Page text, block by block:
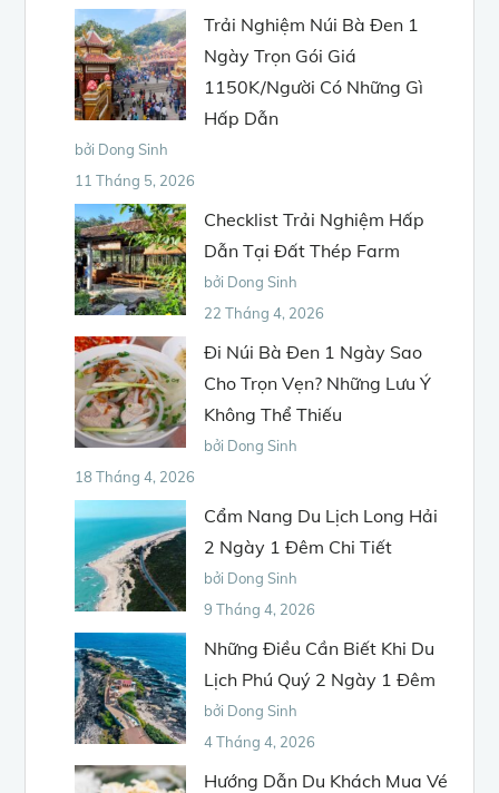
Trải Nghiệm Núi Bà Đen 1
Ngày Trọn Gói Giá
1150K/Người Có Những Gì
Hấp Dẫn
bởi Dong Sinh
11 Tháng 5, 2026
Checklist Trải Nghiệm Hấp
Dẫn Tại Đất Thép Farm
bởi Dong Sinh
22 Tháng 4, 2026
Đi Núi Bà Đen 1 Ngày Sao
Cho Trọn Vẹn? Những Lưu Ý
Không Thể Thiếu
bởi Dong Sinh
18 Tháng 4, 2026
Cẩm Nang Du Lịch Long Hải
2 Ngày 1 Đêm Chi Tiết
bởi Dong Sinh
9 Tháng 4, 2026
Những Điều Cần Biết Khi Du
Lịch Phú Quý 2 Ngày 1 Đêm
bởi Dong Sinh
4 Tháng 4, 2026
Hướng Dẫn Du Khách Mua Vé